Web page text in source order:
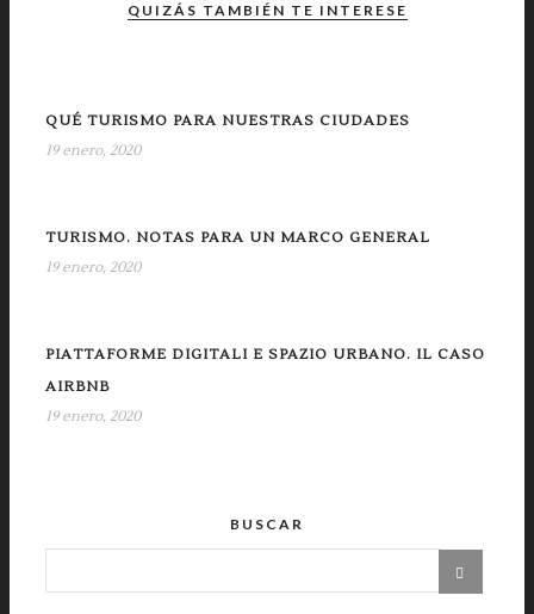
QUIZÁS TAMBIÉN TE INTERESE
QUÉ TURISMO PARA NUESTRAS CIUDADES
19 enero, 2020
TURISMO. NOTAS PARA UN MARCO GENERAL
19 enero, 2020
PIATTAFORME DIGITALI E SPAZIO URBANO. IL CASO
AIRBNB
19 enero, 2020
BUSCAR